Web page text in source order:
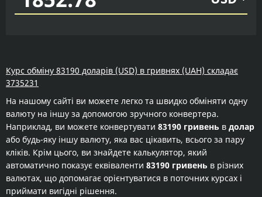
Курс обміну 83190 доларів (USD) в гривнях (UAH) складає
3735231
На нашому сайті ви можете легко та швидко обміняти одну
валюту на іншу за допомогою зручного конвертера.
Наприклад, ви можете конвертувати 83190 гривень в долар
або будь-яку іншу валюту, яка вас цікавить, всього за пару
кліків. Крім цього, ви знайдете калькулятор, який
автоматично показує еквіваленти 83190 гривень в різних
валютах, що допомагає орієнтуватися в поточних курсах і
приймати вигідні рішення.